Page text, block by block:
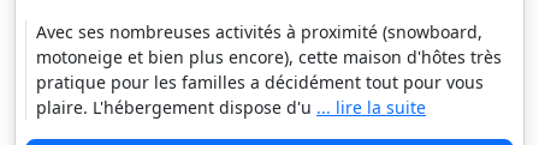
Avec ses nombreuses activités à proximité (snowboard,
motoneige et bien plus encore), cette maison d'hôtes très
pratique pour les familles a décidément tout pour vous
plaire. L'hébergement dispose d'u ... lire la suite